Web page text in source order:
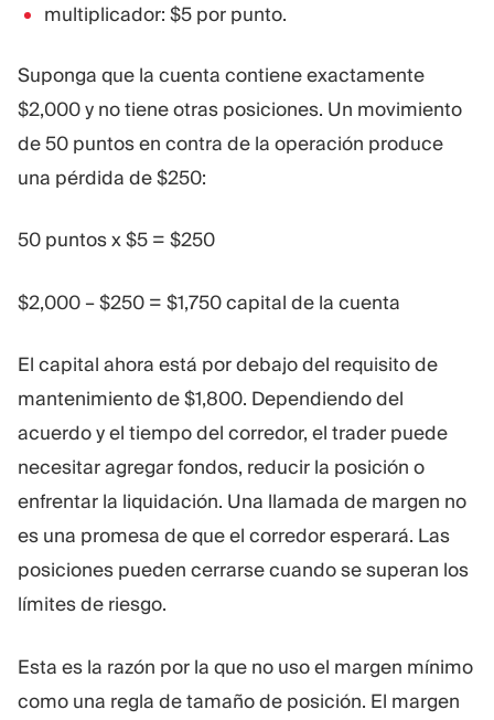
multiplicador: $5 por punto.
Suponga que la cuenta contiene exactamente
$2,000 y no tiene otras posiciones. Un movimiento
de 50 puntos en contra de la operación produce
una pérdida de $250:
50 puntos x $5 = $250
$2,000 – $250 = $1,750 capital de la cuenta
El capital ahora está por debajo del requisito de
mantenimiento de $1,800. Dependiendo del
acuerdo y el tiempo del corredor, el trader puede
necesitar agregar fondos, reducir la posición o
enfrentar la liquidación. Una llamada de margen no
es una promesa de que el corredor esperará. Las
posiciones pueden cerrarse cuando se superan los
límites de riesgo.
Esta es la razón por la que no uso el margen mínimo
como una regla de tamaño de posición. El margen